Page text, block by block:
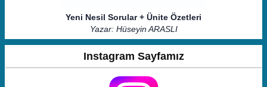
Yeni Nesil Sorular + Ünite Özetleri
Yazar: Hüseyin ARASLI
Instagram Sayfamız